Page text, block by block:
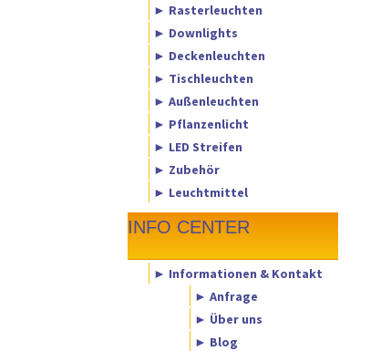
► Rasterleuchten
► Downlights
► Deckenleuchten
► Tischleuchten
► Außenleuchten
► Pflanzenlicht
► LED Streifen
► Zubehör
► Leuchtmittel
INFO CENTER
► Informationen & Kontakt
► Anfrage
► Über uns
► Blog